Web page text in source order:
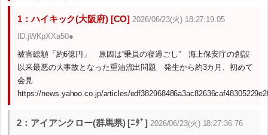
1：ハイキック(大阪府) [CO] 2026/06/23(火) 18:27:19.05
ID:jWKpXXa50●
被害総額「約6億円」 原因は“乗員の寝過ごし” 海上保安庁の創設
以来最悪の大事故となった重油流出問題 発生から約3カ月、初めて
会見
https://news.yahoo.co.jp/articles/
2：アイアンクロー(群馬県) [ﾆﾀﾞ] 2026/06/23(火) 18:27:36.76